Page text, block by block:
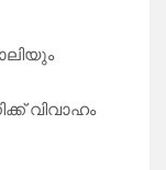
വിവാഹം